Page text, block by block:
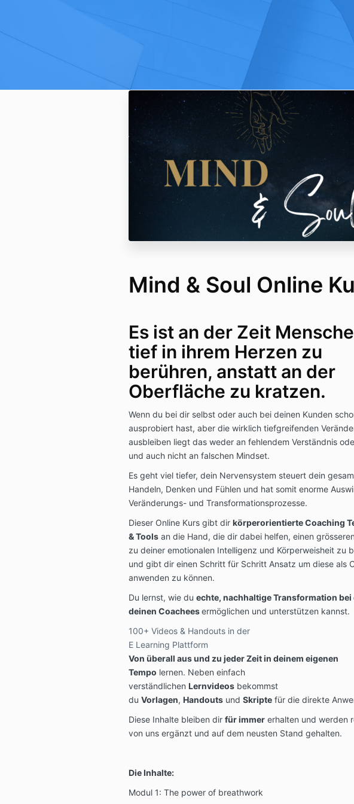
Mind & Soul Online
Es ist an der Zeit
tief in ihrem Herzen zu
berühren, anstatt an der
Oberfläche zu kratzen.
Wenn du bei dir selbst oder auch bei deinen Kunden
ausprobiert hast, aber die wirklich tiefgreifenden
ausbleiben liegt das weder an fehlendem Verständnis
und auch nicht an falschen Mindset.
Es geht viel tiefer, dein Nervensystem steuert dein
Handeln, Denken und Fühlen und hat somit enorme
Veränderungs- und Transformationsprozesse.
Dieser Online Kurs gibt dir körperorientierte Coaching
& Toolsan die Hand, die dir dabei helfen, einen
zu deiner emotionalen Intelligenz und Körperweisheit zu
und gibt dir einen Schritt für Schritt Ansatz um diese als
anwenden zu können.
Du lernst, wie du echte, nachhaltige Transformation bei
deinen Coacheesermöglichen und unterstützen kannst.
100+ Videos & Handouts in der
E Learning Plattform
Von überall aus und zu jeder Zeit in deinem eigenen
Tempo lernen. Neben einfach
verständlichen Lernvideosbekommst
du Vorlagen, Handoutsund Skriptefür die direkte
Diese Inhalte bleiben dir für immererhalten und werden
von uns ergänzt und auf dem neusten Stand gehalten.
Die Inhalte:
Modul 1: The power of breathwork